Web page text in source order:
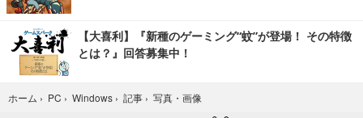
【大喜利】『新種のゲーミング“蚊”が登場！ その特徴
とは？』回答募集中！
ホーム › PC › Windows › 記事 › 写真・画像